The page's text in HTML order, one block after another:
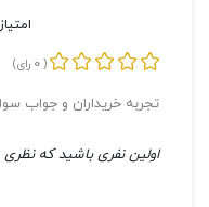
(
0 رای)
تجربه خریداران و جواب
اولین نفری باشید که